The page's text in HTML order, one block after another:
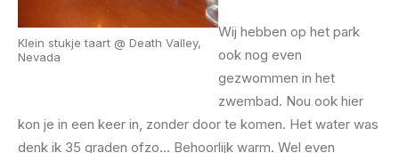
Klein stukje taart @ Death Valley,
Nevada
Wij hebben op het park
ook nog even
gezwommen in het
zwembad. Nou ook hier
kon je in een keer in, zonder door te komen. Het water was
denk ik 35 graden ofzo… Behoorlijk warm. Wel even